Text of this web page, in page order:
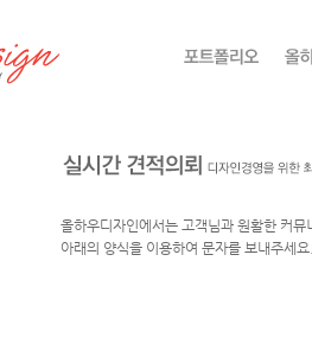
올하우디자인에서는 고객님과 원활한 커
아래의 양식을 이용하여 문자를 보내주세